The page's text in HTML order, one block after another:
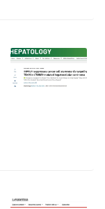
交通大学沈柏用等
复发机制，功能不